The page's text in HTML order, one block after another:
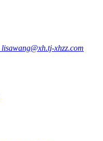
lisawang@xh.tj-xhzz.com